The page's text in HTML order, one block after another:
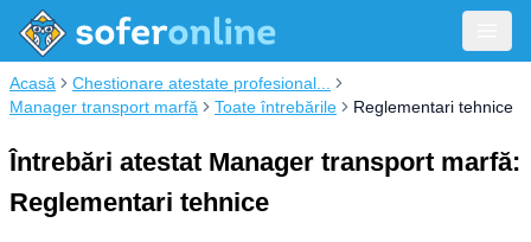
Acasă
Chestionare atestate profesional...
Manager transport marfă
Toate întrebările Reglementari tehnice
Întrebări atestat Manager transport marfă:
Reglementari tehnice